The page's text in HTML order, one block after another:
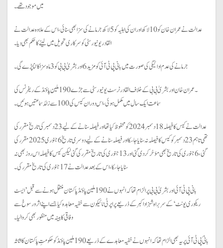
میں موجود تھے۔
عدالت نے عمران خان کو 10 لاکھ اور ان کی اہلیہ کو 5 لاکھ جرمانے کی سزا بھی سنائی ، اس کے علاوہ عدالت نے
القادر یونیورسٹی کو سرکاری تحویل میں لینے کا حکم بھی دیا۔
جرمانے کی عدم ادائیگی کی صورت میں بانی پی ٹی آئی کو مزید 6 اور بشریٰ بی بی کو 3 ماہ سزا کاٹنا پڑے گی۔
۔عمران خان اور بشریٰ بی بی کے خلاف القادر ٹرسٹ یونیورسٹی سے جڑے 190 ملین پاؤنڈ کے ریفرنس کی
سماعت ایک سال میں مکمل ہوئی، اس دوران کیس کی 100 سے زائد سماعتیں ہوئیں۔
عدالت نے کیس کا فیصلہ 18 دسمبر 2024 کو محفوظ کیا تھا اور فیصلہ سنانے کے لیے 23 دسمبر کی تاریخ مقرر کی
تھی تاہم 23 دسمبر کو کیس کا فیصلہ نہ سنایا جا سکا اور فیصلہ سنانے کے لیے دوسری تاریخ 6 جنوری 2025 مقرر کی
گئی، 6 جنوری کی تاریخ بھی مؤخر کر دی گئی اور 13 جنوری کی تاریخ مقرر کی گئی لیکن کیس کا فیصلہ اس روز بھی نہ
سنایا جا سکا ، اس کے بعد عدالت نے 17 جنوری کی تاریخ مقرر کی۔
بانی پی ٹی آئی اور بشریٰ بی بی پر الزام تھا کہ انہوں نے 190 ملین پاؤنڈ پاکستان منتقل ہونے سے قبل ’ایسٹ
ریکوری یونٹ‘ کے سربراہ شہزاد اکبر کے ذریعے پراپرٹی ٹائیکون سے خفیہ معاہدہ کیا جسے اپنے اثر و رسوخ سے
وفاقی کابینہ میں منظور بھی کروا لیا۔
بانیٔ پی ٹی آئی پر یہ بھی الزام تھا کہ انہوں نے خفیہ معاہدے کے ذریعے 190 ملین پاؤنڈ کو حکومتِ پاکستان کا اثاثہ